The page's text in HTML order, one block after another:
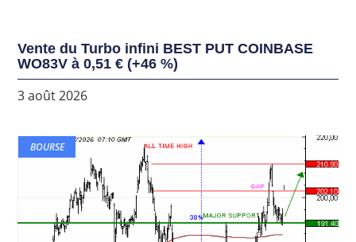
Vente du Turbo infini BEST PUT COINBASE
WO83V à 0,51 € (+46 %)
3 août 2026
BOURSE